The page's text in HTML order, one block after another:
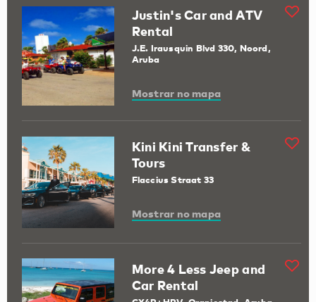
Justin's Car and ATV
Rental
J.E. Irausquin Blvd 330, Noord,
Aruba
Mostrar no mapa
Kini Kini Transfer &
Tours
Flaccius Straat 33
Mostrar no mapa
More 4 Less Jeep and
Car Rental